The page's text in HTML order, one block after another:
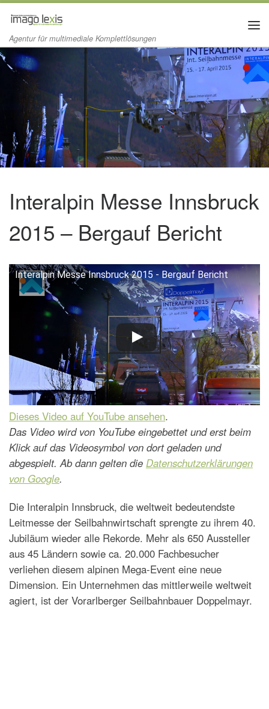
Zum Inhalt springen
Agentur für multimediale Komplettlösungen
Interalpin Messe Innsbruck
2015 – Bergauf Bericht
Interalpin Messe Innsbruck 2015 - Bergauf Bericht
Dieses Video auf YouTube ansehen.
Das Video wird von YouTube eingebettet und erst beim
Klick auf das Videosymbol von dort geladen und
abgespielt. Ab dann gelten die Datenschutzerklärungen
von Google.
Die Interalpin Innsbruck, die weltweit bedeutendste
Leitmesse der Seilbahnwirtschaft sprengte zu ihrem 40.
Jubiläum wieder alle Rekorde. Mehr als 650 Aussteller
aus 45 Ländern sowie ca. 20.000 Fachbesucher
verliehen diesem alpinen Mega-Event eine neue
Dimension. Ein Unternehmen das mittlerweile weltweit
agiert, ist der Vorarlberger Seilbahnbauer Doppelmayr.